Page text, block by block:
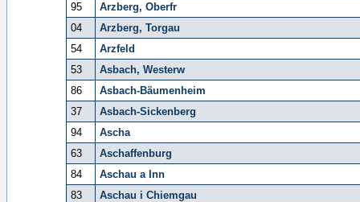
95
Arzberg, Oberfr
04
Arzberg, Torgau
54
Arzfeld
53
Asbach, Westerw
86
Asbach-Bäumenheim
37
Asbach-Sickenberg
94
Ascha
63
Aschaffenburg
84
Aschau a Inn
83
Aschau i Chiemgau